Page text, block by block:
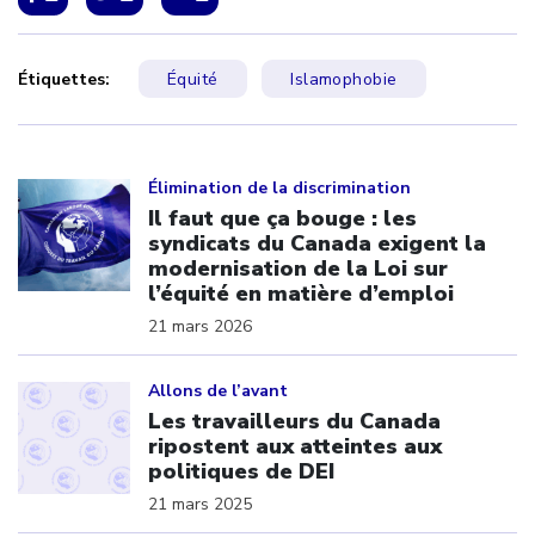
Étiquettes: Équité Islamophobie
Élimination de la discrimination
Il faut que ça bouge : les
syndicats du Canada exigent la
modernisation de la Loi sur
l’équité en matière d’emploi
21 mars 2026
Allons de l’avant
Les travailleurs du Canada
ripostent aux atteintes aux
politiques de DEI
21 mars 2025